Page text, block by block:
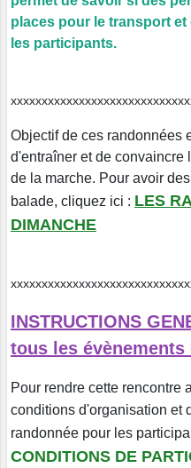
places pour le transport
les participants.
Objectif de ces randonnées
d'entraîner et de convaincre
de la marche. Pour avoir
balade, cliquez ici : LES
DIMANCHE
INSTRUCTIONS
tous les évènements
Pour rendre cette rencontre
conditions d'organisation et
randonnée pour les
CONDITIONS DE